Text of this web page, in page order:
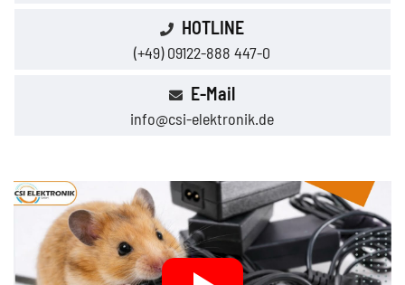
HOTLINE
(+49) 09122-888 447-0
E-Mail
info@csi-elektronik.de